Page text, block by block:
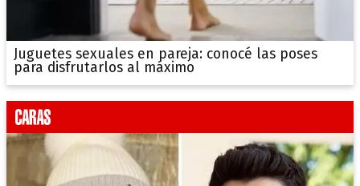
Juguetes sexuales en pareja: conocé las poses
para disfrutarlos al máximo